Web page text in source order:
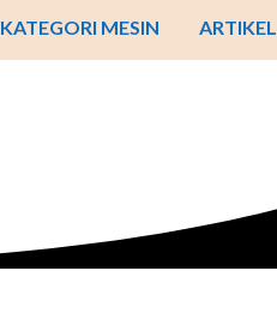
KATEGORI MESIN ARTIKEL